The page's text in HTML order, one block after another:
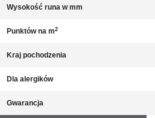
Wysokość runa w mm
Punktów na m2
Kraj pochodzenia
Dla alergików
Gwarancja